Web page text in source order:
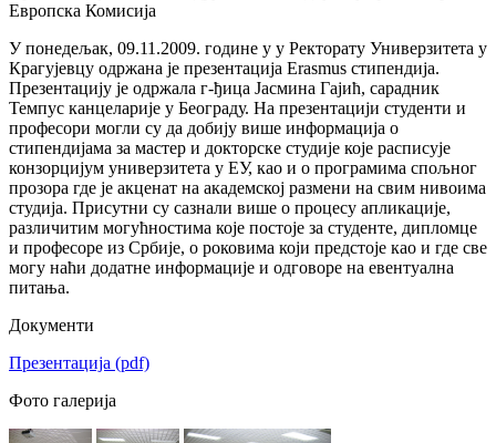
Европска Комисија
У понедељак, 09.11.2009. године у у Ректорату Универзитета у
Крагујевцу одржана је презентација Erasmus стипендија.
Презентацију је одржала г-ђица Јасмина Гајић, сарадник
Темпус канцеларије у Београду. На презентацији студенти и
професори могли су да добију више информација о
стипендијама за мастер и докторске студије које расписује
конзорцијум универзитета у ЕУ, као и о програмима спољног
прозора где је акценат на академској размени на свим нивоима
студија. Присутни су сазнали више о процесу апликације,
различитим могућностима које постоје за студенте, дипломце
и професоре из Србије, о роковима који предстоје као и где све
могу наћи додатне информације и одговоре на евентуална
питања.
Документи
Презентација (pdf)
Фото галерија